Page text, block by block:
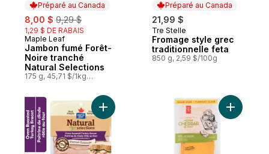
Préparé au Canada
sale:
8,00 $ , formerly:
9,29 $
1,29 $ DE RABAIS
Préparé au Canada
Maple Leaf
Jambon fumé Forêt-
Noire tranché
Natural Selections
175 g, 45,71 $/1kg
Préparé au Canada
21,99 $
Préparé au Canada
Tre Stelle
Fromage style grec
traditionnelle feta
850 g, 2,59 $/100g
Ajouter Dinde rtie au four tranche Natural
Ajouter